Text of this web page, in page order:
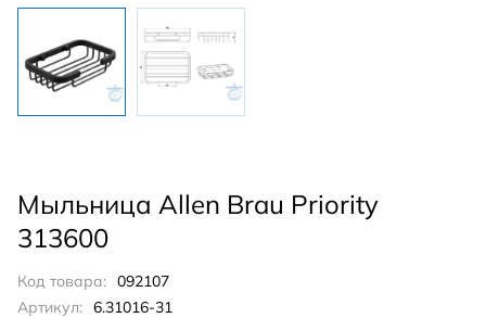
Мыльница Allen Brau Priority
313600
Код товара: 092107
Артикул: 6.31016-31